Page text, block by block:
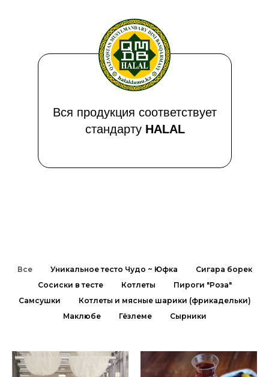
Вся продукция соответствует
стандарту HALAL
Все Уникальное тесто Чудо ~ Юфка
Сигара борек
Сосиски в тесте
Котлеты
Пироги "Роза"
Самсушки
Котлеты и мясные шарики (фрикадельки)
Маклюбе
Гёзлеме Сырники